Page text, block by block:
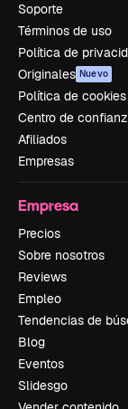
Soporte
Términos de uso
Política de
Originales Nuevo
Política de cookies
Centro de
Afiliados
Empresas
Empresa
Precios
Sobre nosotros
Reviews
Empleo
Tendencias de
Blog
Eventos
Slidesgo